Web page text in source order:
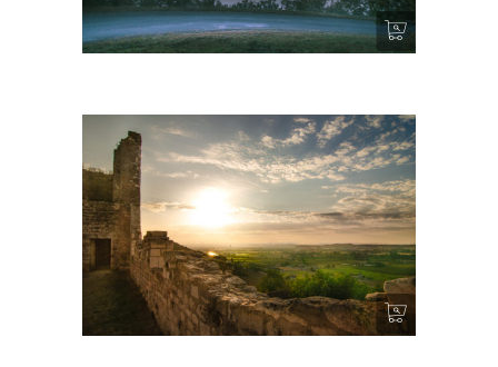
La route
Rempart (Castelnau de Lévis)